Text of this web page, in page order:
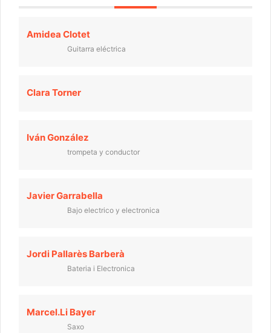
Amidea Clotet
Guitarra eléctrica
Clara Torner
Iván González
trompeta y conductor
Javier Garrabella
Bajo electrico y electronica
Jordi Pallarès Barberà
Bateria i Electronica
Marcel.li Bayer
Saxo